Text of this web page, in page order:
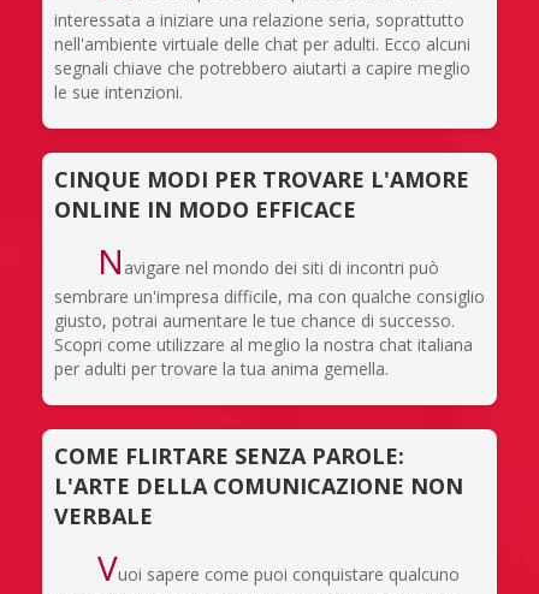
interessata a iniziare una relazione seria, soprattutto
nell'ambiente virtuale delle chat per adulti. Ecco alcuni
segnali chiave che potrebbero aiutarti a capire meglio
le sue intenzioni.
CINQUE MODI PER TROVARE L'AMORE
ONLINE IN MODO EFFICACE
N avigare nel mondo dei siti di incontri può
sembrare un'impresa difficile, ma con qualche consiglio
giusto, potrai aumentare le tue chance di successo.
Scopri come utilizzare al meglio la nostra chat italiana
per adulti per trovare la tua anima gemella.
COME FLIRTARE SENZA PAROLE:
L'ARTE DELLA COMUNICAZIONE NON
VERBALE
Vuoi sapere come puoi conquistare qualcuno